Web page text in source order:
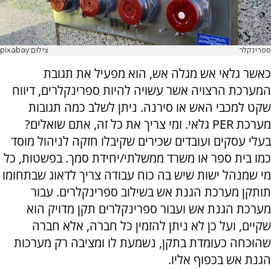
ספרינקלר צילום:pixabay
כאשר גלאי אש מגלה אש, הוא מפעיל את תגובת
המערכת הרצויה אשר עשויה להיות ספרינקלרים, דיווח
שקט למכבי האש או סירנה. ניתן לשלב כמה תגובות
מערכתPER גלאי. ומי צריך את כל זה, אתם שואלים?
בעלי עסקים ועובדים שכירים שקיבלו חזקה לניהול מוסד
כמו בית ספר או משרד ממשלתי/יחידת סמך. בפשטות, כל
מי שמנהל ישות שיש בה כוח עבודה צריך לדאוג שבתחומו
תותקן מערכת הגנת אש בשילוב ספרינקלרים. עבור
מערכת הגנת אש ועבור ספרינקלרים תקן מדויק הוא
שקיים, ועל כן לא ניתן להזמין כל חברה, אלא חברה
שהוּכחה כעומדת בתקן, נשמעת לו ומציבה רק מערכות
הגנת אש בכפוף אליו.